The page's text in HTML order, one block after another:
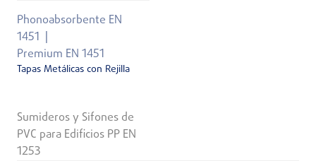
Phonoabsorbente EN
1451
Premium EN 1451
Tapas Metálicas con Rejilla
Sumideros y Sifones de
PVC para Edificios PP EN
1253